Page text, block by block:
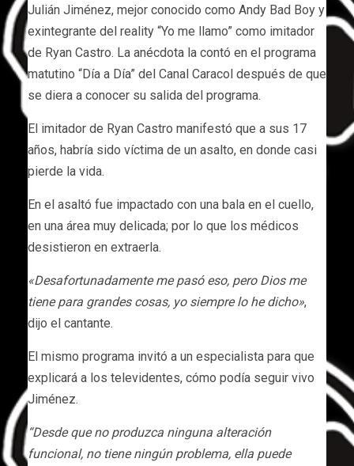
Julián Jiménez, mejor conocido como Andy Bad Boy y
exintegrante del reality “Yo me llamo” como imitador
de Ryan Castro. La anécdota la contó en el programa
matutino “Día a Día” del Canal Caracol después de que
se diera a conocer su salida del programa.
El imitador de Ryan Castro manifestó que a sus 17
años, habría sido víctima de un asalto, en donde casi
pierde la vida.
En el asaltó fue impactado con una bala en el cuello,
en una área muy delicada; por lo que los médicos
desistieron en extraerla.
«Desafortunadamente me pasó eso, pero Dios me
tiene para grandes cosas, yo siempre lo he dicho»,
dijo el cantante.
El mismo programa invitó a un especialista para que
explicará a los televidentes, cómo podía seguir vivo
Jiménez.
“Desde que no produzca ninguna alteración
funcional, no tiene ningún problema, ella puede